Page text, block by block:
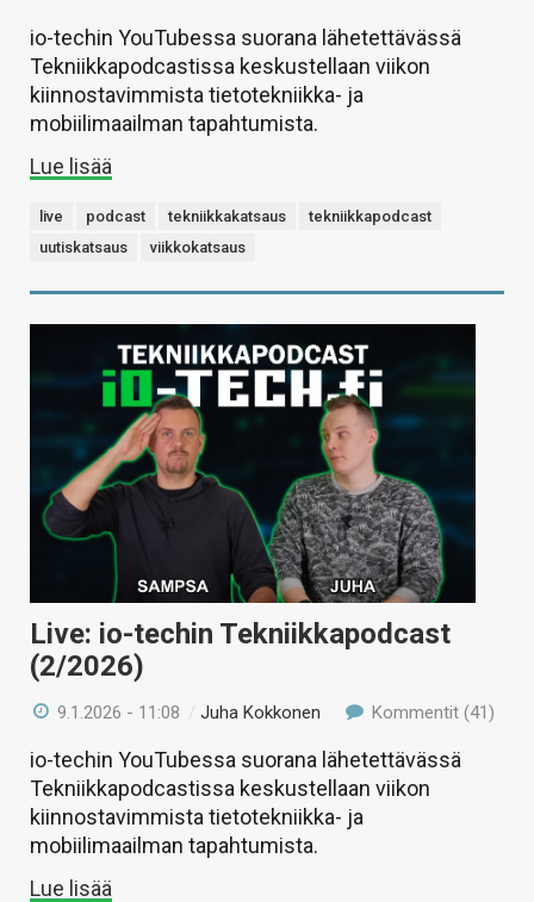
io-techin YouTubessa suorana lähetettävässä
Tekniikkapodcastissa keskustellaan viikon
kiinnostavimmista tietotekniikka- ja
mobiilimaailman tapahtumista.
Lue lisää
live podcast tekniikkakatsaus
tekniikkapodcast
uutiskatsaus
viikkokatsaus
Live: io-techin Tekniikkapodcast
(2/2026)
9.1.2026 - 11:08 /Juha Kokkonen Kommentit (41)
io-techin YouTubessa suorana lähetettävässä
Tekniikkapodcastissa keskustellaan viikon
kiinnostavimmista tietotekniikka- ja
mobiilimaailman tapahtumista.
Lue lisää